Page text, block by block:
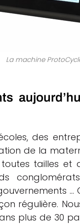
La machine
des
de la
tailles
régulière.
plus de 30